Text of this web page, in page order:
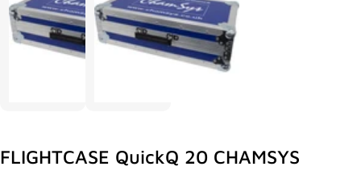
FLIGHTCASE QuickQ 20 CHAMSYS